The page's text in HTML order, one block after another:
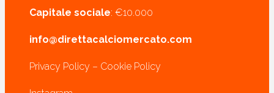
Capitale sociale: €10.000
info@direttacalciomercato.com
Privacy Policy – Cookie Policy